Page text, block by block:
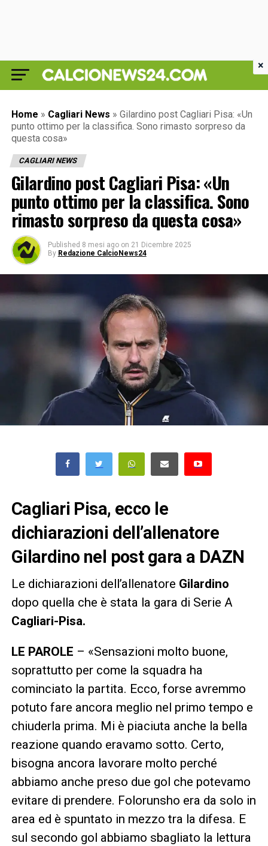
Home » Cagliari News » Gilardino post Cagliari Pisa: «Un
punto ottimo per la classifica. Sono rimasto sorpreso da
questa cosa»
CAGLIARI NEWS
Gilardino post Cagliari Pisa: «Un
punto ottimo per la classifica. Sono
rimasto sorpreso da questa cosa»
Published 8 mesi ago on 21 Dicembre 2025
By Redazione CalcioNews24
Cagliari Pisa, ecco le
dichiarazioni dell’allenatore
Gilardino nel post gara a DAZN
Le dichiarazioni dell’allenatore Gilardino
dopo quella che è stata la gara di Serie A
Cagliari-Pisa.
LE PAROLE – «Sensazioni molto buone,
soprattutto per come la squadra ha
cominciato la partita. Ecco, forse avremmo
potuto fare ancora meglio nel primo tempo e
chiuderla prima. Mi è piaciuta anche la bella
reazione quando eravamo sotto. Certo,
bisogna ancora lavorare molto perché
abbiamo anche preso due gol che potevamo
evitare di prendere. Folorunsho era da solo in
area ed è spuntato in mezzo tra la difesa. E
sul secondo gol abbiamo sbagliato la lettura
×